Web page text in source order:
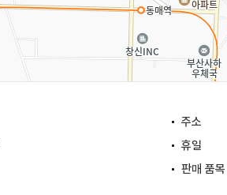
주소
휴일
판매 품목